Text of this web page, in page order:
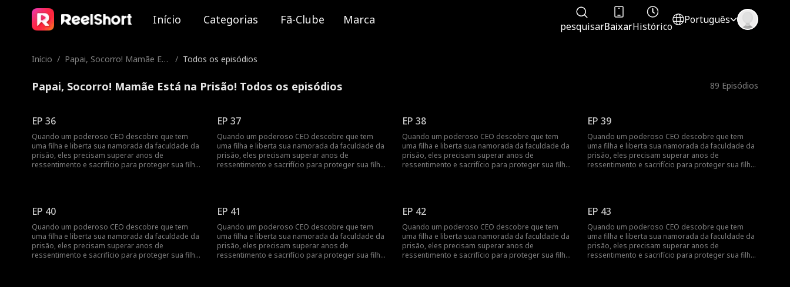
Início Categorias Fã-Clube Marca pesquisarBaixarHistórico
Português
Início / Papai, Socorro! Mamãe Est
/ Todos os episódios
Papai, Socorro! Mamãe Está na Prisão! Todos os episódios 89 Episódios
EP 36
Quando um poderoso CEO descobre que tem
uma filha e liberta sua namorada da faculdade da
prisão, eles precisam superar anos de
ressentimento e sacrifício para proteger sua filha
EP 37
Quando um poderoso CEO descobre que tem
uma filha e liberta sua namorada da faculdade da
prisão, eles precisam superar anos de
ressentimento e sacrifício para proteger sua filha
EP 38
Quando um poderoso CEO descobre que tem
uma filha e liberta sua namorada da faculdade da
prisão, eles precisam superar anos de
ressentimento e sacrifício para proteger sua filha
EP 39
Quando um poderoso CEO descobre que tem
uma filha e liberta sua namorada da faculdade da
prisão, eles precisam superar anos de
ressentimento e sacrifício para proteger sua filha
EP 40
Quando um poderoso CEO descobre que tem
uma filha e liberta sua namorada da faculdade da
prisão, eles precisam superar anos de
ressentimento e sacrifício para proteger sua filha
EP 41
Quando um poderoso CEO descobre que tem
uma filha e liberta sua namorada da faculdade da
prisão, eles precisam superar anos de
ressentimento e sacrifício para proteger sua filha
EP 42
Quando um poderoso CEO descobre que tem
uma filha e liberta sua namorada da faculdade da
prisão, eles precisam superar anos de
ressentimento e sacrifício para proteger sua filha
EP 43
Quando um poderoso CEO descobre que tem
uma filha e liberta sua namorada da faculdade da
prisão, eles precisam superar anos de
ressentimento e sacrifício para proteger sua filha